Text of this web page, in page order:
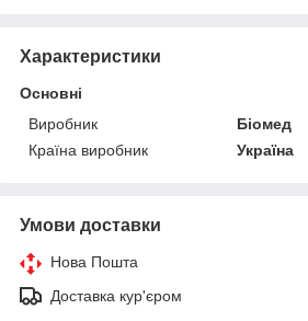
Характеристики
Основні
Виробник
Біомед
Країна виробник
Україна
Умови доставки
Нова Пошта
Доставка кур'єром